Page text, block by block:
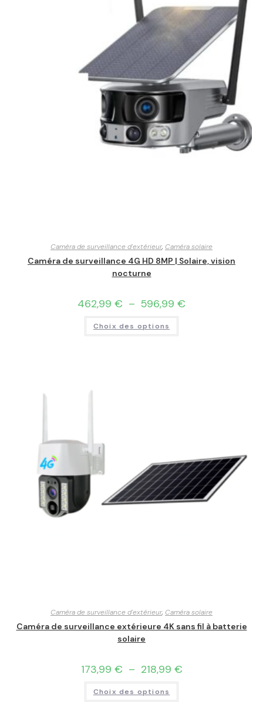
Caméra de surveillance d'extérieur, Caméra solaire
Caméra de surveillance 4G HD 8MP | Solaire, vision
nocturne
462,99 € – 596,99 €
Choix des options
Caméra de surveillance d'extérieur, Caméra solaire
Caméra de surveillance extérieure 4K sans fil à batterie
solaire
173,99 € – 218,99 €
Choix des options